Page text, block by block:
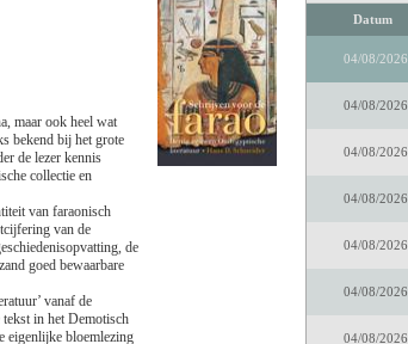
Auteur Datum
04/08/2026
04/08/2026
Luc de Keersmaecker 04/08/2026
04/08/2026
Amélie Nothomb 04/08/2026
04/08/2026
Mark Twain 04/08/2026
maar ook heel wat
bekend bij het grote
de lezer kennis
collectie en
van faraonisch
van de
de
goed bewaarbare
vanaf de
in het Demotisch
eigenlijke bloemlezing